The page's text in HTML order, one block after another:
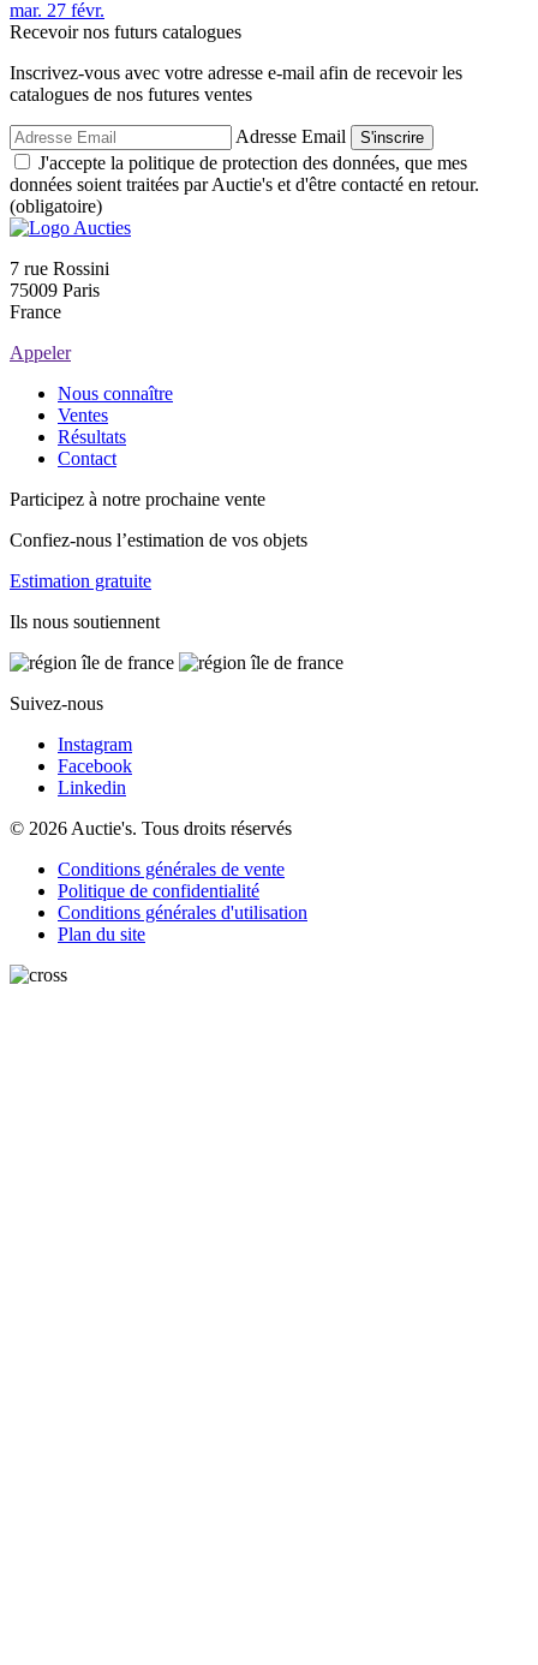
mar. 27 févr.
Recevoir nos futurs catalogues
Inscrivez-vous avec votre adresse e-mail afin de recevoir les
catalogues de nos futures ventes
Adresse Email S'inscrire
J'accepte la politique de protection des données, que mes
données soient traitées par Auctie's et d'être contacté en retour.
(obligatoire)
7 rue Rossini
75009 Paris
France
Appeler
Nous connaître
Ventes
Résultats
Contact
Participez à notre prochaine vente
Confiez-nous l’estimation de vos objets
Estimation gratuite
Ils nous soutiennent
Suivez-nous
Instagram
Facebook
Linkedin
© 2026 Auctie's. Tous droits réservés
Conditions générales de vente
Politique de confidentialité
Conditions générales d'utilisation
Plan du site